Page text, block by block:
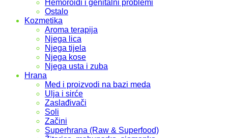
Hemoroidi i genitalni problemi
Ostalo
Kozmetika
Aroma terapija
Njega lica
Njega tijela
Njega kose
Njega usta i zuba
Hrana
Med i proizvodi na bazi meda
Ulja i sirće
Zaslađivači
Soli
Začini
Superhrana (Raw & Superfood)